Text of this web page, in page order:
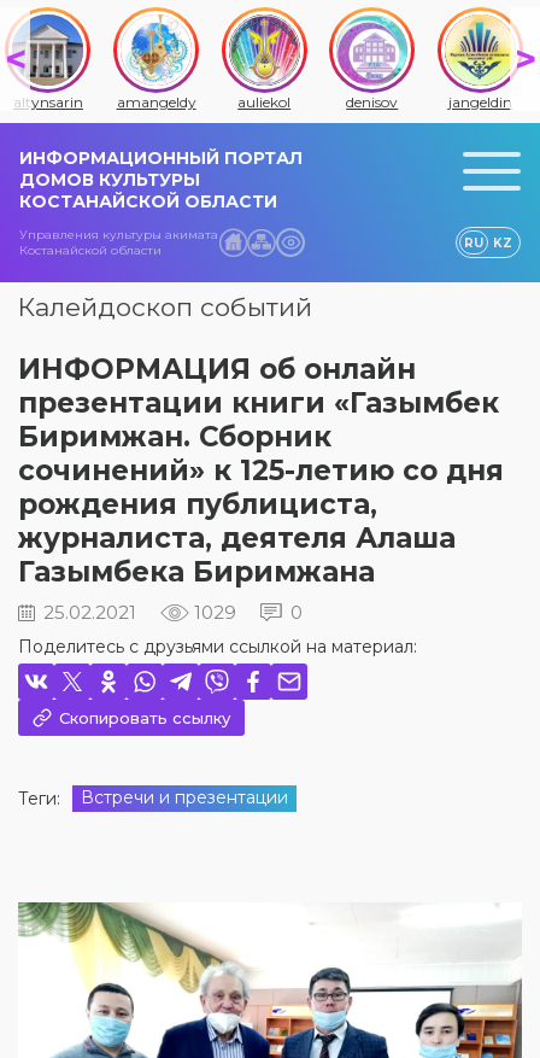
altynsarin amangeldy auliekol denisov jangeldin
ИНФОРМАЦИОННЫЙ ПОРТАЛ
ДОМОВ КУЛЬТУРЫ
КОСТАНАЙСКОЙ ОБЛАСТИ
Управления культуры акимата
Костанайской области
RU KZ
Калейдоскоп событий
ИНФОРМАЦИЯ об онлайн
презентации книги «Газымбек
Биримжан. Сборник
сочинений» к 125-летию со дня
рождения публициста,
журналиста, деятеля Алаша
Газымбека Биримжана
25.02.2021 1029 0
Поделитесь с друзьями ссылкой на материал:
Скопировать ссылку
Теги: Встречи и презентации